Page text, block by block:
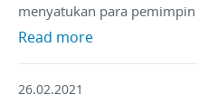
menyatukan para
Read more
26.02.2021